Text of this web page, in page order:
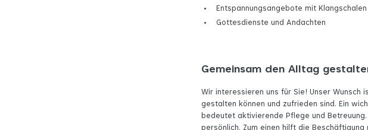
Entspannungsangebote mit Klangschalen
Gottesdienste und Andachten
Gemeinsam den Alltag
Wir interessieren uns für Sie! Unser
gestalten können und zufrieden sind. Ein
bedeutet aktivierende Pflege und
persönlich. Zum einen hilft die